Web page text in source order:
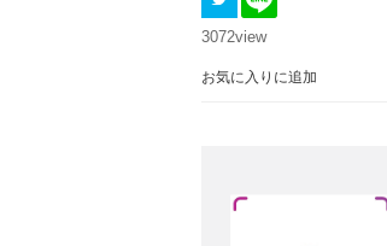
3072view
お気に入りに追加